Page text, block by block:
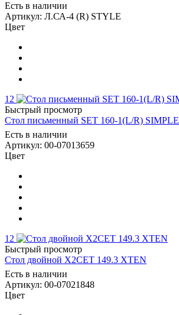
Есть в наличии
Артикул: Л.СА-4 (R) STYLE
Цвет
12
Быстрый просмотр
Стол письменный SET 160-1(L/R) SIMPLE
Есть в наличии
Артикул: 00-07013659
Цвет
12
Быстрый просмотр
Стол двойной X2CET 149.3 XTEN
Есть в наличии
Артикул: 00-07021848
Цвет